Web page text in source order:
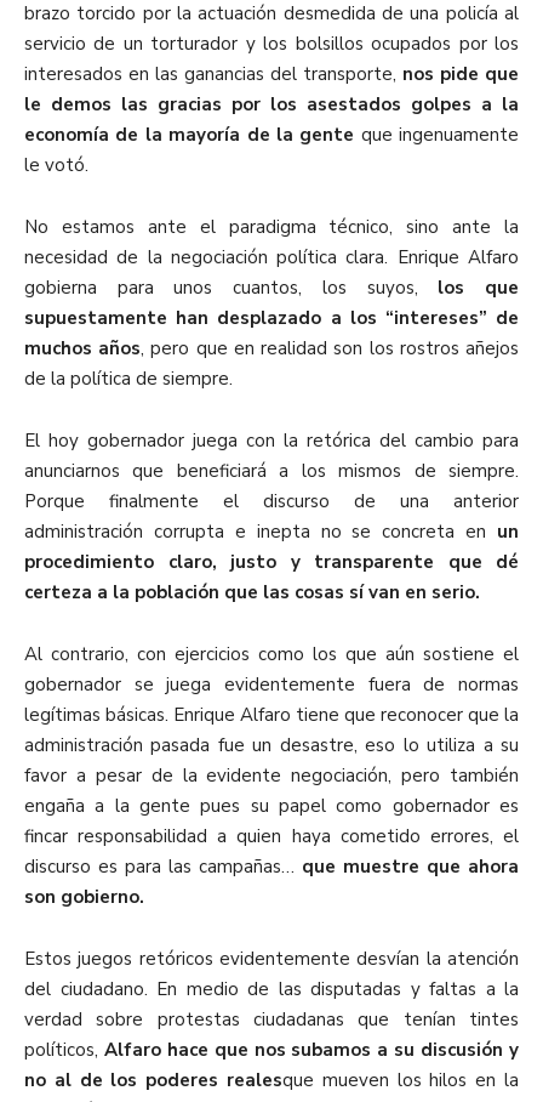
brazo torcido por la actuación desmedida de una policía al
servicio de un torturador y los bolsillos ocupados por los
interesados en las ganancias del transporte, nos pide que
le demos las gracias por los asestados golpes a la
economía de la mayoría de la gente que ingenuamente
le votó.
No estamos ante el paradigma técnico, sino ante la
necesidad de la negociación política clara. Enrique Alfaro
gobierna para unos cuantos, los suyos, los que
supuestamente han desplazado a los “intereses” de
muchos años, pero que en realidad son los rostros añejos
de la política de siempre.
El hoy gobernador juega con la retórica del cambio para
anunciarnos que beneficiará a los mismos de siempre.
Porque finalmente el discurso de una anterior
administración corrupta e inepta no se concreta en un
procedimiento claro, justo y transparente que dé
certeza a la población que las cosas sí van en serio.
Al contrario, con ejercicios como los que aún sostiene el
gobernador se juega evidentemente fuera de normas
legítimas básicas. Enrique Alfaro tiene que reconocer que la
administración pasada fue un desastre, eso lo utiliza a su
favor a pesar de la evidente negociación, pero también
engaña a la gente pues su papel como gobernador es
fincar responsabilidad a quien haya cometido errores, el
discurso es para las campañas… que muestre que ahora
son gobierno.
Estos juegos retóricos evidentemente desvían la atención
del ciudadano. En medio de las disputadas y faltas a la
verdad sobre protestas ciudadanas que tenían tintes
políticos, Alfaro hace que nos subamos a su discusión y
no al de los poderes realesque mueven los hilos en la